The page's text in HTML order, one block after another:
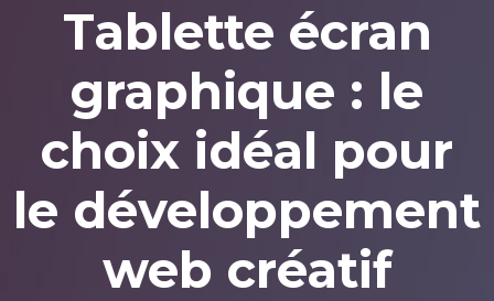
Tablette écran
graphique : le
choix idéal pour
le développement
web créatif